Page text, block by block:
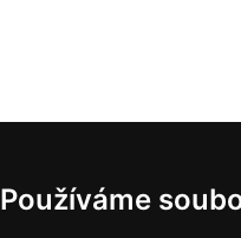
Používáme